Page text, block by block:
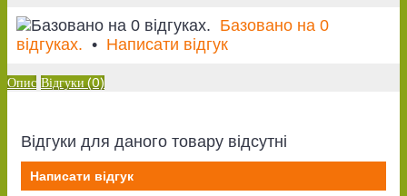
Базовано на 0
відгуках. • Написати відгук
Опис Відгуки (0)
Відгуки для даного товару відсутні
Написати відгук